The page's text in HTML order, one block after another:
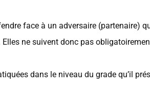
face à un adversaire (partenaire)
ne suivent donc pas
dans le niveau du grade qu’il